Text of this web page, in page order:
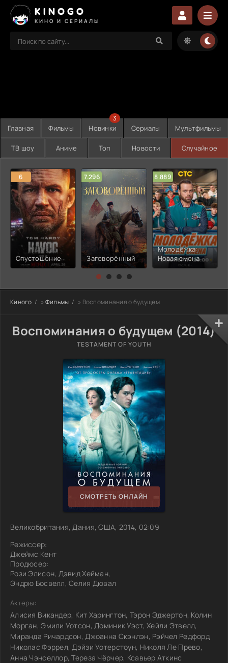
KINOGO
КИНО И СЕРИАЛЫ
Главная Фильмы Новинки
3
Сериалы Мультфильмы
ТВ шоу Аниме Топ Новости Случайное
6
Опустошение
7.296
Заговорённый
8.889
Молодёжка:
Новая смена
Киного » Фильмы » Воспоминания о будущем
Воспоминания о будущем (2014)
TESTAMENT OF YOUTH
СМОТРЕТЬ ОНЛАЙН
Великобритания, Дания, США, 2014, 02:09
Режиссер:
Джеймс Кент
Продюсер:
Рози Элисон, Дэвид Хейман,
Эндрю Босвелл, Селия Дювал
Актеры:
Алисия Викандер, Кит Харингтон, Тэрон Эджертон, Колин
Морган, Эмили Уотсон, Доминик Уэст, Хейли Этвелл,
Миранда Ричардсон, Джоанна Скэнлэн, Рэйчел Редфорд,
Николас Фэррел, Дэйзи Уотерстоун, Николя Ле Прево,
Анна Чэнселлор, Тереза Чёрчер, Ксавьер Аткинс